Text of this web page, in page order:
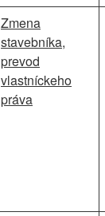
Zmena
stavebníka,
prevod
vlastníckeho
práva